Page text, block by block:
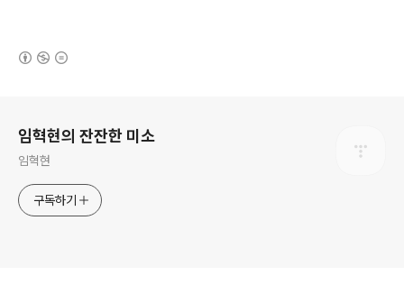
임혁현의 잔잔한 미소
임혁현
구독하기